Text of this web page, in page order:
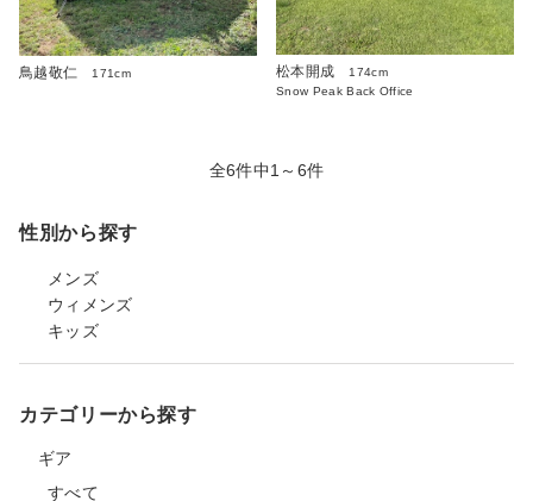
鳥越敬仁 171cm 松本開成
174cm
Snow Peak Back Office
全6件中1～6件
性別から探す
メンズ
ウィメンズ
キッズ
カテゴリーから探す
ギア
すべて